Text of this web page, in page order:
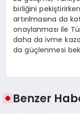
birliğini
artırılmasına da
onaylanması ile
daha da ivme
da güçlenmesi
Benzer